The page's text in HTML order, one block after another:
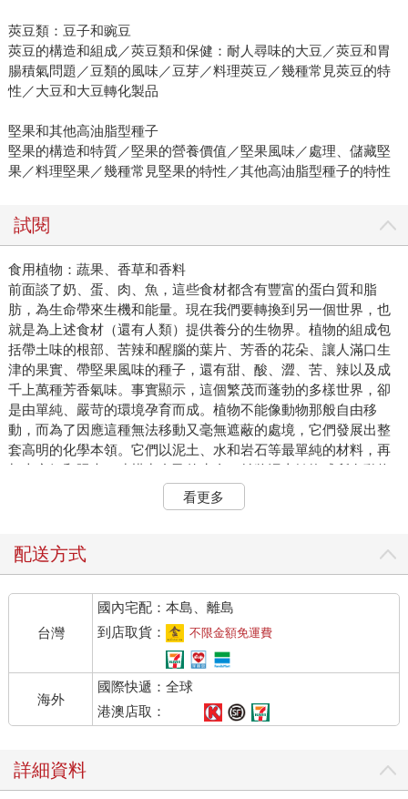
莢豆類：豆子和豌豆
莢豆的構造和組成／莢豆類和保健：耐人尋味的大豆／莢豆和胃
腸積氣問題／豆類的風味／豆芽／料理莢豆／幾種常見莢豆的特
性／大豆和大豆轉化製品
堅果和其他高油脂型種子
堅果的構造和特質／堅果的營養價值／堅果風味／處理、儲藏堅
果／料理堅果／幾種常見堅果的特性／其他高油脂型種子的特性
試閱
食用植物：蔬果、香草和香料
前面談了奶、蛋、肉、魚，這些食材都含有豐富的蛋白質和脂
肪，為生命帶來生機和能量。現在我們要轉換到另一個世界，也
就是為上述食材（還有人類）提供養分的生物界。植物的組成包
括帶土味的根部、苦辣和醒腦的葉片、芳香的花朵、讓人滿口生
津的果實、帶堅果風味的種子，還有甜、酸、澀、苦、辣以及成
千上萬種芳香氣味。事實顯示，這個繁茂而蓬勃的多樣世界，卻
是由單純、嚴苛的環境孕育而成。植物不能像動物那般自由移
動，而為了因應這種無法移動又毫無遮蔽的處境，它們發展出整
套高明的化學本領。它們以泥土、水和岩石等最單純的材料，再
加上空氣和陽光，建構出自己的生命，並將泥土轉換成所有動物
賴以為生的食物。植物以色彩、味道和氣味來威嚇敵人並吸引朋
友，這些化學反應的產物即為視覺美感和味覺美味的來源。而保
所以，當我們吃下蔬菜、果實、穀物和香料，也就是吃下對我們
繽紛世界。
人類一向以植物為食。百萬年來，我們的祖先以各種果實、葉片
和種子等雜食維生。約在1 萬年前，他們開始培育數種穀物、種
子類莢果和塊莖，這些植物不但能量高、蛋白質成分豐富，而且
還能大量栽植、儲藏。人類掌握了食物供給流程，才得以單憑一
小片土地穩定養活眾多人口。所以農耕帶來了定居生活、第一批
城市，以及人類的心靈教化。另一方面，人類攝取的植物性食品
種類也因農耕生活而大幅減少，幾千年後又受到工業化影響而進
無。直到最近我們才開始了解，人類身體要長期維持健康，還是
有賴富含蔬、果、香草和香料的多樣化飲食。所幸，拜現代科技
看更多
配送方式
台灣
國內宅配：本島、離島
到店取貨：
不限金額免運費
海外
國際快遞：全球
港澳店取：
詳細資料